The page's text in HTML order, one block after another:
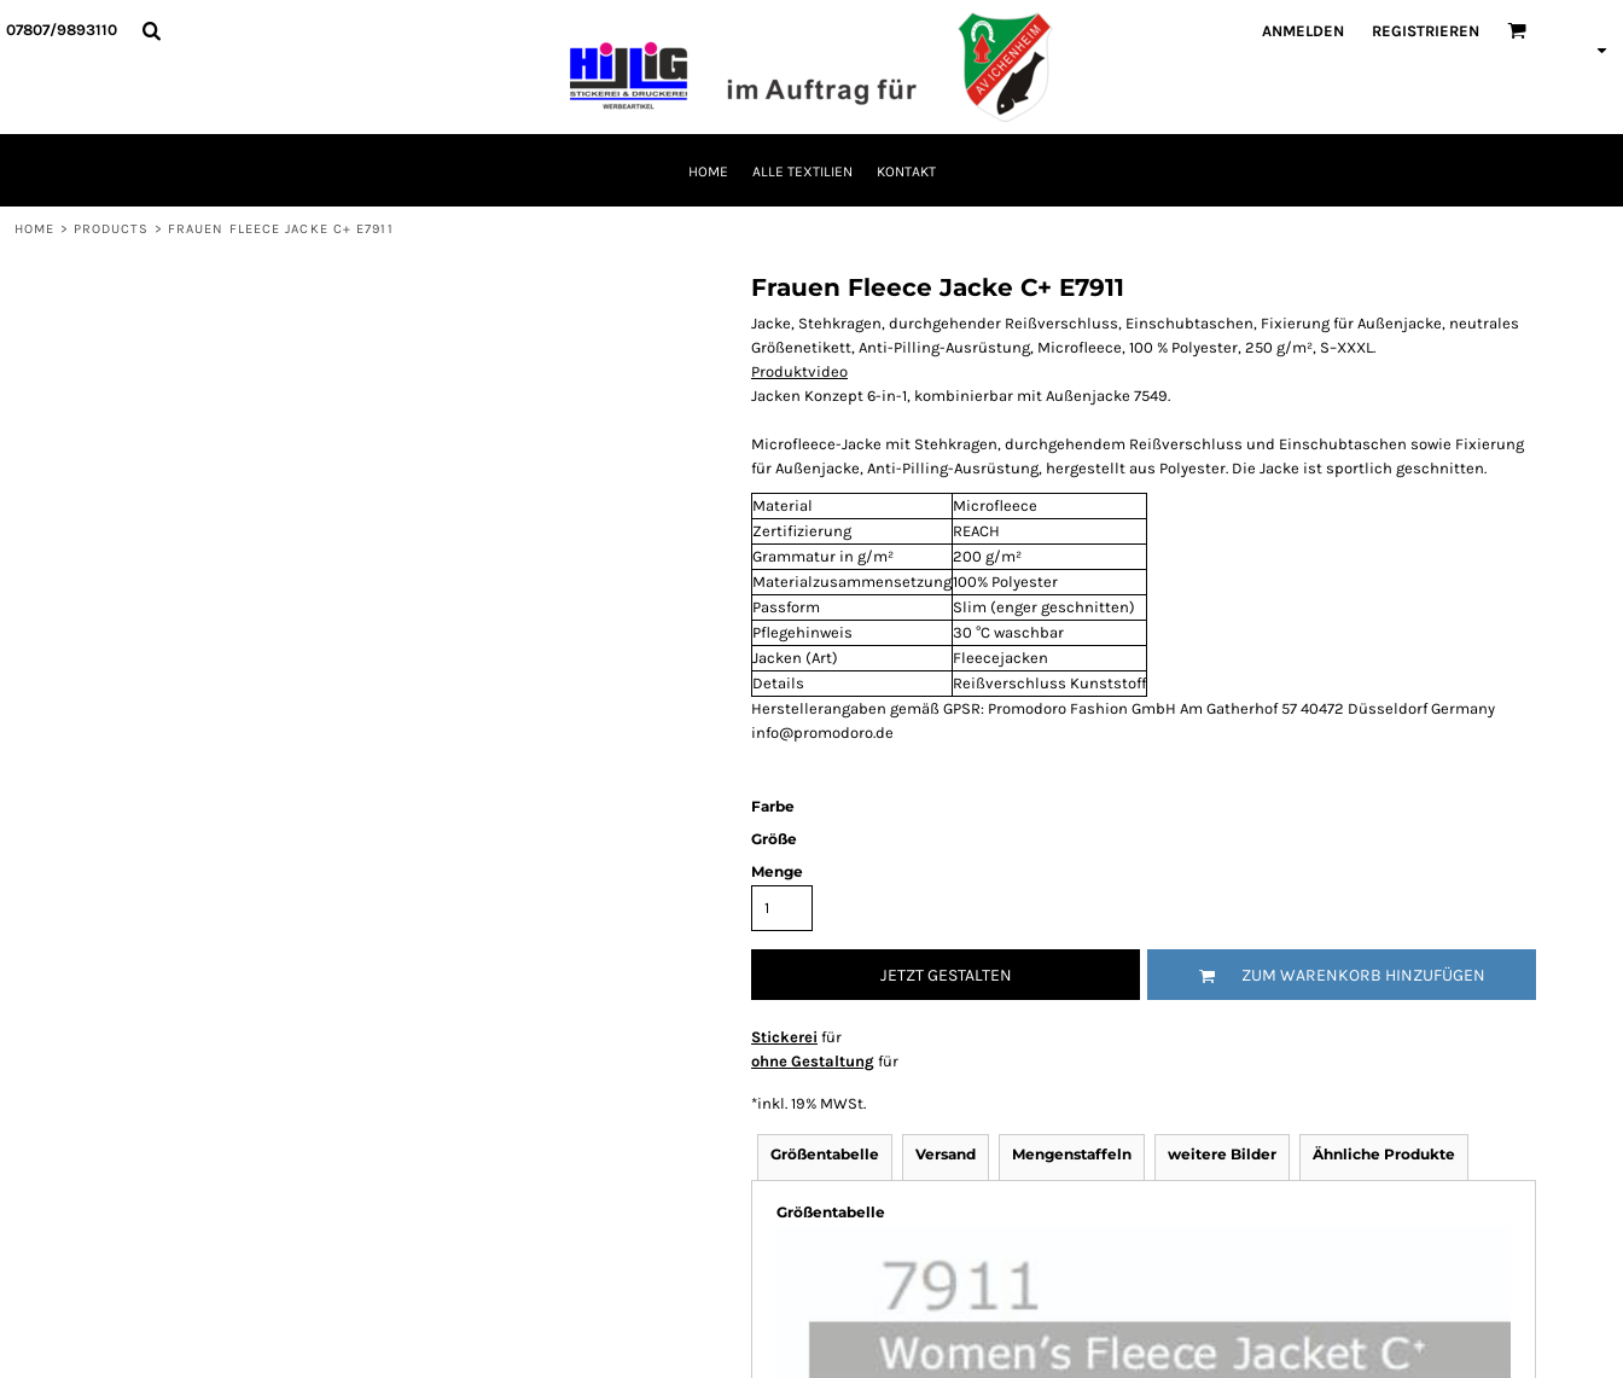
07807/9893110 ANMELDEN REGISTRIEREN
HOME ALLE TEXTILIEN KONTAKT
HOME > PRODUCTS > FRAUEN FLEECE JACKE C+ E7911
Frauen Fleece Jacke C+ E7911
Jacke, Stehkragen, durchgehender Reißverschluss, Einschubtaschen, Fixierung für Außenjacke, neutrales
Größenetikett, Anti-Pilling-Ausrüstung, Microfleece, 100 % Polyester, 250 g/m², S–XXXL.
Produktvideo
Jacken Konzept 6-in-1, kombinierbar mit Außenjacke 7549.
Microfleece-Jacke mit Stehkragen, durchgehendem Reißverschluss und Einschubtaschen sowie Fixierung
für Außenjacke, Anti-Pilling-Ausrüstung, hergestellt aus Polyester. Die Jacke ist sportlich geschnitten.
Material
Microfleece
Zertifizierung
REACH
Grammatur in g/m²
200 g/m²
Materialzusammensetzung100% Polyester
Passform
Slim (enger geschnitten)
Pflegehinweis
30 °C waschbar
Jacken (Art)
Fleecejacken
Details
Reißverschluss Kunststoff
Herstellerangaben gemäß GPSR: Promodoro Fashion GmbH Am Gatherhof 57 40472 Düsseldorf Germany
info@promodoro.de
Farbe
Größe
Menge
JETZT GESTALTEN ZUM WARENKORB HINZUFÜGEN
Stickerei für
ohne Gestaltung für
*inkl. 19% MWSt.
Größentabelle Versand Mengenstaffeln weitere Bilder Ähnliche Produkte
Größentabelle
HOME
ANMELDEN